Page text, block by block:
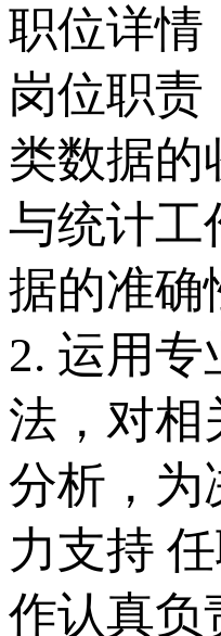
职位详情
岗位职责
类数据的
与统计工
据的准确
2. 运用
法，对相
分析，为
力支持
作认真负